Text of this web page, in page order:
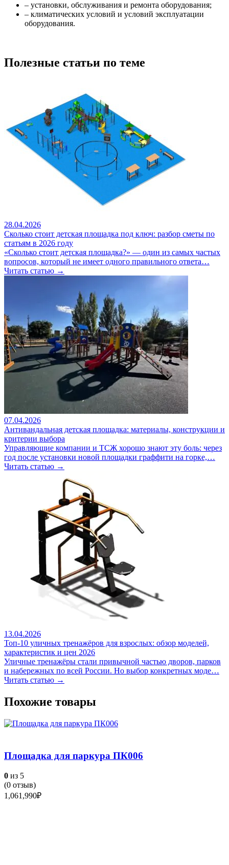
– установки, обслуживания и ремонта оборудования;
– климатических условий и условий эксплуатации
оборудования.
Полезные статьи по теме
28.04.2026
Сколько стоит детская площадка под ключ: разбор сметы по
статьям в 2026 году
«Сколько стоит детская площадка?» — один из самых частых
вопросов, который не имеет одного правильного ответа…
Читать статью →
07.04.2026
Антивандальная детская площадка: материалы, конструкции и
критерии выбора
Управляющие компании и ТСЖ хорошо знают эту боль: через
год после установки новой площадки граффити на горке,…
Читать статью →
13.04.2026
Топ-10 уличных тренажёров для взрослых: обзор моделей,
характеристик и цен 2026
Уличные тренажёры стали привычной частью дворов, парков
и набережных по всей России. Но выбор конкретных моде…
Читать статью →
Похожие товары
Площадка для паркура ПК006
0 из 5
(0 отзыв)
1,061,990₽